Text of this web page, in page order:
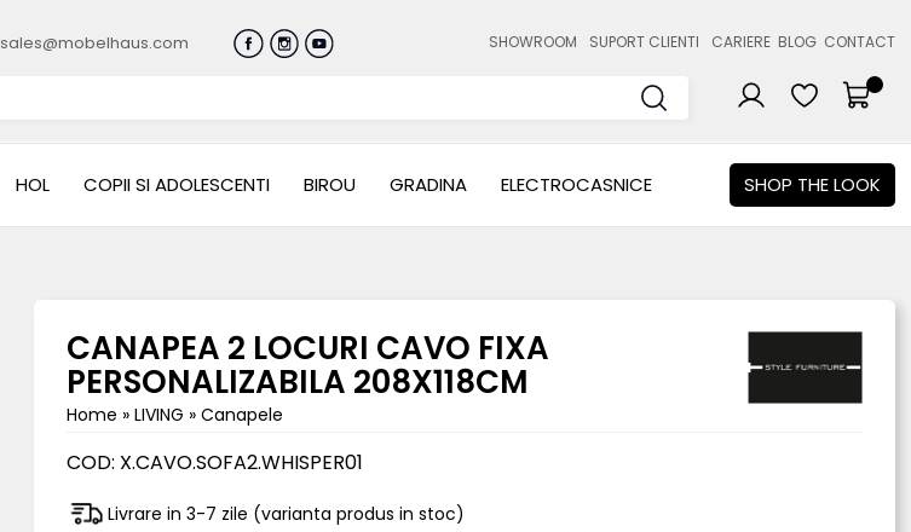
sales@mobelhaus.com SHOWROOM SUPORT CLIENTI CARIERE BLOG CONTACT
HOL COPII SI ADOLESCENTI BIROU GRADINA ELECTROCASNICE SHOP THE LOOK
CANAPEA 2 LOCURI CAVO FIXA
PERSONALIZABILA 208X118CM
Home » LIVING » Canapele
COD: X.CAVO.SOFA2.WHISPER01
Livrare in 3-7 zile (varianta produs in stoc)